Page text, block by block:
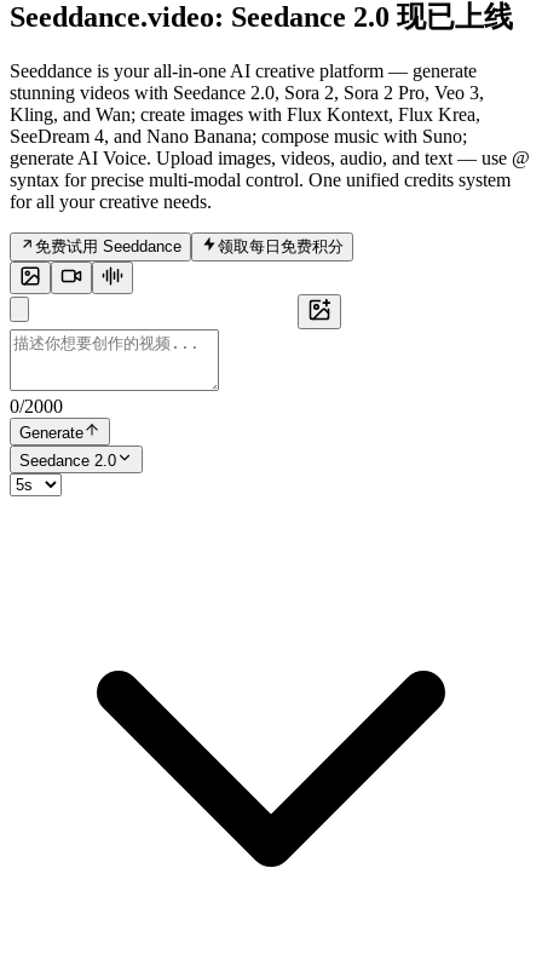
Seeddance.video: Seedance 2.0 现已上线
Seeddance is your all-in-one AI creative platform — generate
stunning videos with Seedance 2.0, Sora 2, Sora 2 Pro, Veo 3,
Kling, and Wan; create images with Flux Kontext, Flux Krea,
SeeDream 4, and Nano Banana; compose music with Suno;
generate AI Voice. Upload images, videos, audio, and text — use @
syntax for precise multi-modal control. One unified credits system
for all your creative needs.
免费试用 Seeddance 领取每日免费积分
0/2000
Generate
Seedance 2.0